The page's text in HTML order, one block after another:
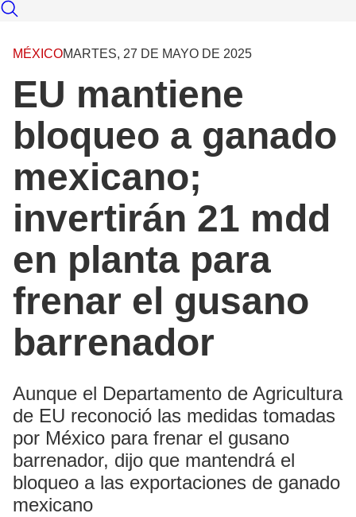
MÉXICOMARTES, 27 DE MAYO DE 2025
EU mantiene
bloqueo a ganado
mexicano;
invertirán 21 mdd
en planta para
frenar el gusano
barrenador
Aunque el Departamento de Agricultura
de EU reconoció las medidas tomadas
por México para frenar el gusano
barrenador, dijo que mantendrá el
bloqueo a las exportaciones de ganado
mexicano